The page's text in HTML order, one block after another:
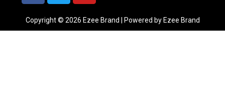
Copyright © 2026 Ezee Brand | Powered by Ezee Brand